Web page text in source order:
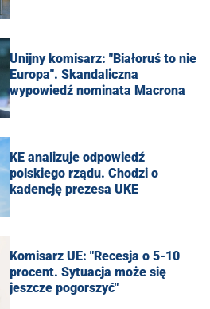
Unijny komisarz: "Białoruś to nie
Europa". Skandaliczna
wypowiedź nominata Macrona
KE analizuje odpowiedź
polskiego rządu. Chodzi o
kadencję prezesa UKE
Komisarz UE: "Recesja o 5-10
procent. Sytuacja może się
jeszcze pogorszyć"